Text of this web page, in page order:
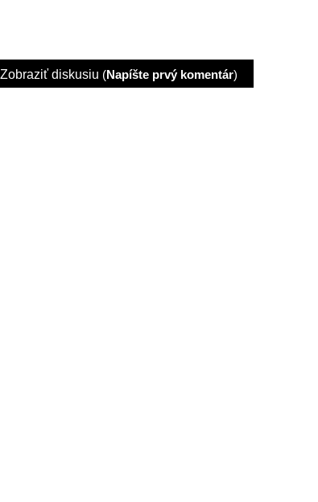
Zobraziť diskusiu (Napíšte prvý komentár)